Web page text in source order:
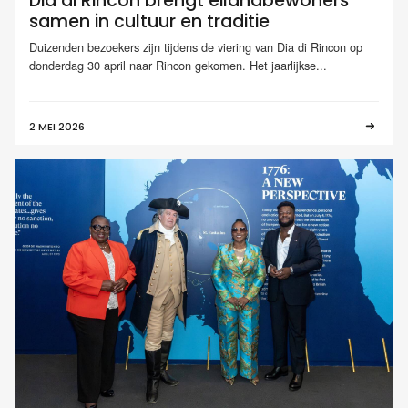
samen in cultuur en traditie
Duizenden bezoekers zijn tijdens de viering van Dia di Rincon op
donderdag 30 april naar Rincon gekomen. Het jaarlijkse...
2 MEI 2026